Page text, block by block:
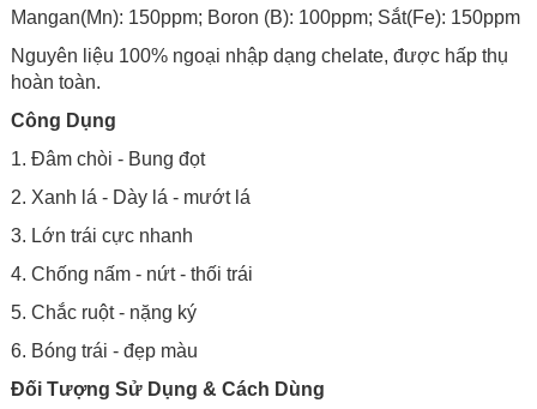
Mangan(Mn): 150ppm; Boron (B): 100ppm; Sắt(Fe): 150ppm
Nguyên liệu 100% ngoại nhập dạng chelate, được hấp thụ
hoàn toàn.
Công Dụng
1. Đâm chòi - Bung đọt
2. Xanh lá - Dày lá - mướt lá
3. Lớn trái cực nhanh
4. Chống nấm - nứt - thối trái
5. Chắc ruột - nặng ký
6. Bóng trái - đẹp màu
Đối Tượng Sử Dụng & Cách Dùng